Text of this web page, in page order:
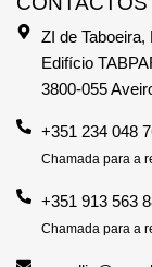
ZI de Taboeira,
Edifício
3800-055
+351 234 048
Chamada para a
+351 913 563
Chamada para a